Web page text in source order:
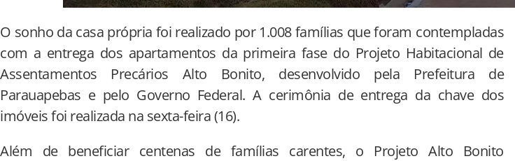
O sonho da casa própria foi realizado por 1.008 famílias que foram contempladas
com a entrega dos apartamentos da primeira fase do Projeto Habitacional de
Assentamentos Precários Alto Bonito, desenvolvido pela Prefeitura de
Parauapebas e pelo Governo Federal. A cerimônia de entrega da chave dos
imóveis foi realizada na sexta-feira (16).
Além de beneficiar centenas de famílias carentes, o Projeto Alto Bonito